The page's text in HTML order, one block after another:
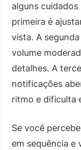
alguns
primeira é
vista. A
volume
detalhes. A
notificações
ritmo e dificulta
Se você
em sequência e